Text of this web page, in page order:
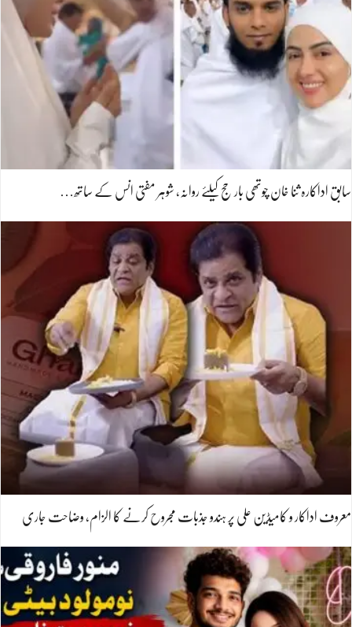
سابق اداکارہ ثنا خان چوتھی بار حج کیلئے روانہ، شوہر مفتی انس کے ساتھ…
معروف اداکار و کامیڈین علی پر ہندو جذبات مجروح کرنے کا الزام، وضاحت جاری